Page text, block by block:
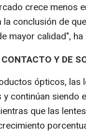
crece menos
conclusión de
mayor calidad", ha
Y DE
ópticos, las
continúan siendo
que las